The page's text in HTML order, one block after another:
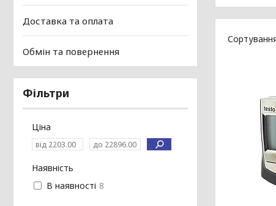
Доставка та оплата
Обмін та повернення
Фільтри
Ціна
Наявність
В наявності 8